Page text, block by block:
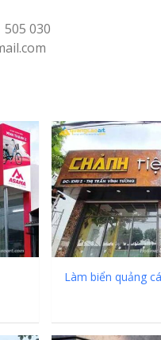
030
Làm biển quảng